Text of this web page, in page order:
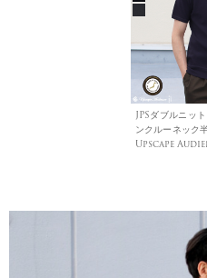
JPSダブルニッ
ンクルーネック
Upscape